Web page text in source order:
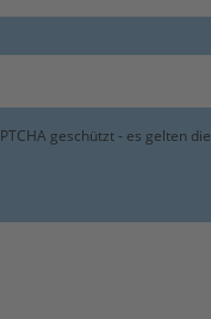
geschützt - es gelten die